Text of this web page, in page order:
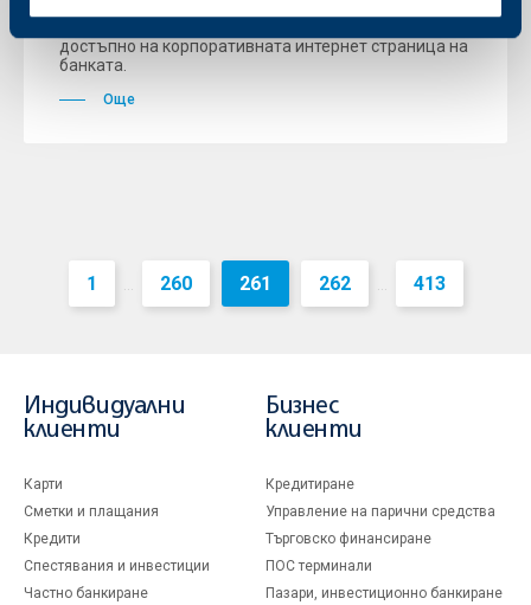
достъпно на корпоративната интернет страница на
банката.
Още
1 ... 260 261 262 ... 413
Индивидуални
клиенти
Карти
Сметки и плащания
Кредити
Спестявания и инвестиции
Частно банкиране
Бизнес
клиенти
Кредитиране
Управление на парични средства
Търговско финансиране
ПОС терминали
Пазари, инвестиционно банкиране